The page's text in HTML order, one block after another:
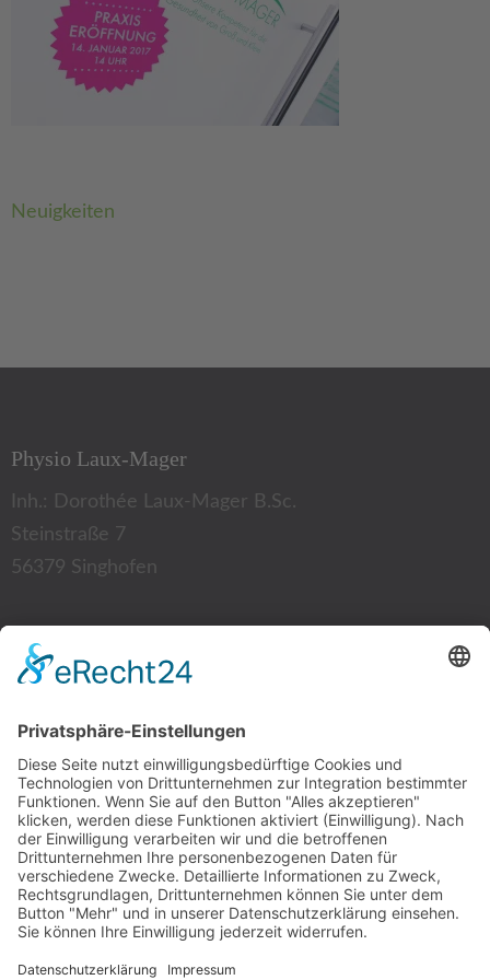
Beitragsnavigation
Neuigkeiten
Physio Laux-Mager
Inh.: Dorothée Laux-Mager B.Sc.
Steinstraße 7
56379 Singhofen
Kontakt:
Fax: 02604 94 35 52
E-Mail:info@physio-laux-mager.de
Mitgliedschaft: